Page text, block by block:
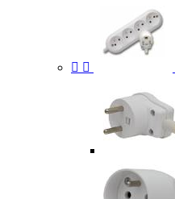
 